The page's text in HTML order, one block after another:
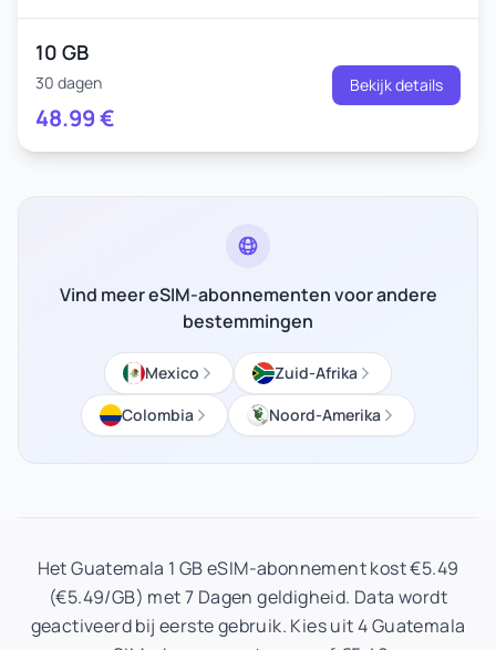
10 GB
30 dagen
48.99€
Bekijk details
Vind meer eSIM-abonnementen voor andere
bestemmingen
Mexico
Zuid-Afrika
Colombia
Noord-Amerika
Het Guatemala 1 GB eSIM-abonnement kost €5.49
(€5.49/GB) met 7 Dagen geldigheid. Data wordt
geactiveerd bij eerste gebruik. Kies uit 4 Guatemala